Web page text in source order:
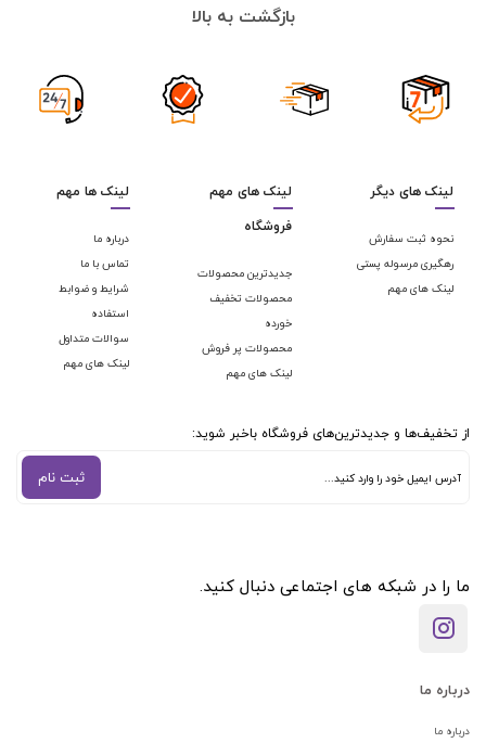
بازگشت به بالا
لینک های دیگر
نحوه ثبت سفارش
رهگیری مرسوله پستی
لینک های مهم
لینک های مهم
فروشگاه
جدیدترین محصولات
محصولات تخفیف
خورده
محصولات پر فروش
لینک های مهم
لینک ها مهم
درباره ما
تماس با ما
شرایط و ضوابط
استفاده
سوالات متداول
لینک های مهم
از تخفیف‌ها و جدیدترین‌های فروشگاه باخبر شوید:
ثبت نام
ما را در شبکه های اجتماعی دنبال کنید.
درباره ما
درباره ما